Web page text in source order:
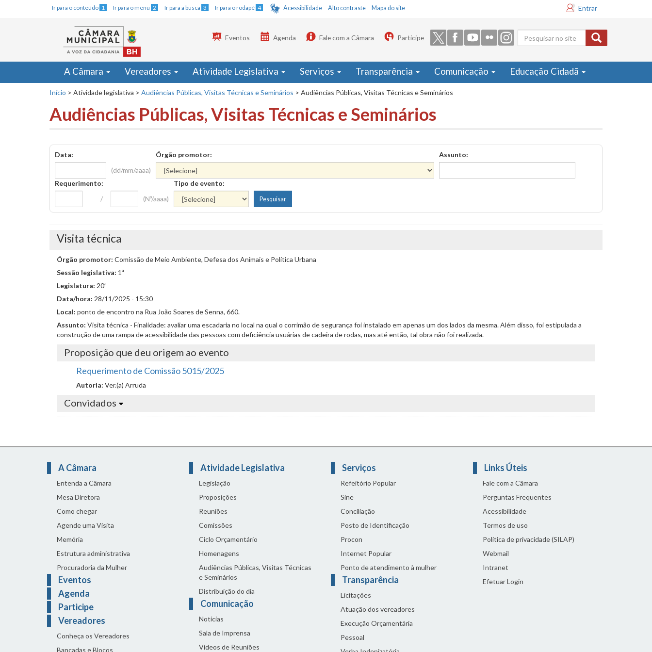
Ir para o conteúdo 1 Ir para o menu 2 Ir para a busca 3 Ir para o rodapé 4 Acessibilidade Alto contraste Mapa do site Entrar
Formulário
de busca
Eventos Agenda Fale com a Câmara Participe
A Câmara Vereadores Atividade Legislativa Serviços Transparência Comunicação Educação Cidadã
Início > Atividade legislativa > Audiências Públicas, Visitas Técnicas e Seminários > Audiências Públicas, Visitas Técnicas e Seminários
Audiências Públicas, Visitas Técnicas e Seminários
Data:
(dd/mm/aaaa)
Órgão promotor: Assunto:
Requerimento:
/
(Nº/aaaa)
Tipo de evento:
Visita técnica
Órgão promotor: Comissão de Meio Ambiente, Defesa dos Animais e Política Urbana
Sessão legislativa: 1ª
Legislatura: 20ª
Data/hora: 28/11/2025 - 15:30
Local: ponto de encontro na Rua João Soares de Senna, 660.
Assunto: Visita técnica - Finalidade: avaliar uma escadaria no local na qual o corrimão de segurança foi instalado em apenas um dos lados da mesma. Além disso, foi estipulada a
construção de uma rampa de acessibilidade das pessoas com deficiência usuárias de cadeira de rodas, mas até então, tal obra não foi realizada.
Proposição que deu origem ao evento
Requerimento de Comissão 5015/2025
Autoria: Ver.(a) Arruda
Convidados
A Câmara
Entenda a Câmara
Mesa Diretora
Como chegar
Agende uma Visita
Memória
Estrutura administrativa
Procuradoria da Mulher
Eventos
Agenda
Participe
Vereadores
Conheça os Vereadores
Bancadas e Blocos
Atividade Legislativa
Legislação
Proposições
Reuniões
Comissões
Ciclo Orçamentário
Homenagens
Audiências Públicas, Visitas Técnicas
e Seminários
Distribuição do dia
Comunicação
Notícias
Sala de Imprensa
Vídeos de Reuniões
Serviços
Refeitório Popular
Sine
Conciliação
Posto de Identificação
Procon
Internet Popular
Ponto de atendimento à mulher
Transparência
Licitações
Atuação dos vereadores
Execução Orçamentária
Pessoal
Links Úteis
Fale com a Câmara
Perguntas Frequentes
Acessibilidade
Termos de uso
Política de privacidade (SILAP)
Webmail
Intranet
Efetuar Login